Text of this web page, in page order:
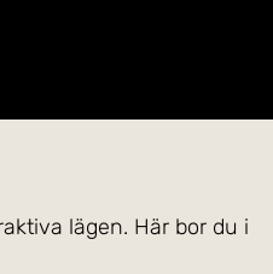
lägen. Här bor du i